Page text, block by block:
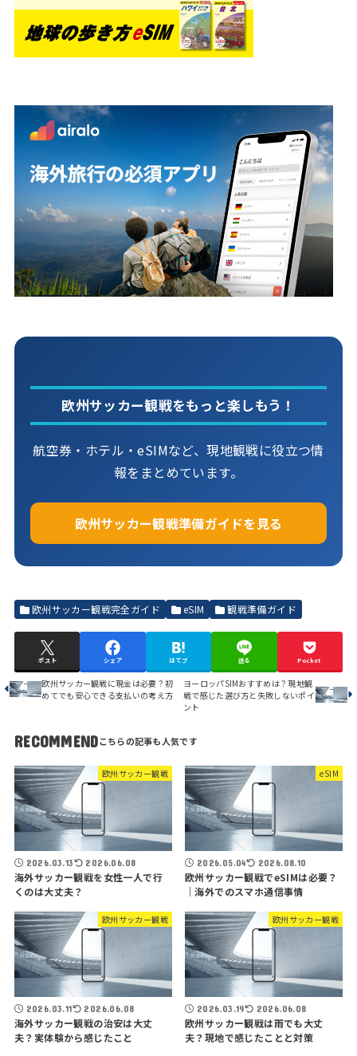
欧州サッカー観戦をもっと楽しもう！
航空券・ホテル・eSIMなど、現地観戦に役立つ情
報をまとめています。
欧州サッカー観戦準備ガイドを見る
欧州サッカー観戦完全ガイド eSIM 観戦準備ガイド
ポスト シェア はてブ 送る Pocket
欧州サッカー観戦に現金は必要？初
めてでも安心できる支払いの考え方
ヨーロッパSIMおすすめは？現地観
戦で感じた選び方と失敗しないポイ
ント
RECOMMEND
欧州サッカー観戦
2026.03.13 2026.06.08
海外サッカー観戦を女性一人で行
くのは大丈夫？
eSIM
2026.05.04 2026.08.10
欧州サッカー観戦でeSIMは必要？
｜海外でのスマホ通信事情
欧州サッカー観戦
2026.03.11 2026.06.08
海外サッカー観戦の治安は大丈
夫？実体験から感じたこと
欧州サッカー観戦
2026.03.19 2026.06.08
欧州サッカー観戦は雨でも大丈
夫？現地で感じたことと対策